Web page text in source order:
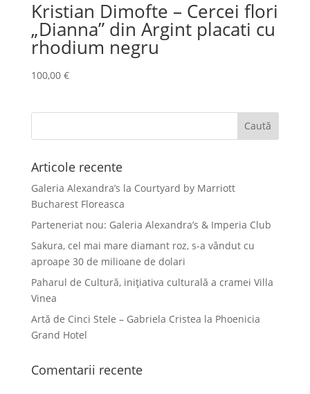
Kristian Dimofte – Cercei flori
„Dianna” din Argint placati cu
rhodium negru
100,00 €
Articole recente
Galeria Alexandra’s la Courtyard by Marriott
Bucharest Floreasca
Parteneriat nou: Galeria Alexandra’s & Imperia Club
Sakura, cel mai mare diamant roz, s-a vândut cu
aproape 30 de milioane de dolari
Paharul de Cultură, inițiativa culturală a cramei Villa
Vinea
Artă de Cinci Stele – Gabriela Cristea la Phoenicia
Grand Hotel
Comentarii recente